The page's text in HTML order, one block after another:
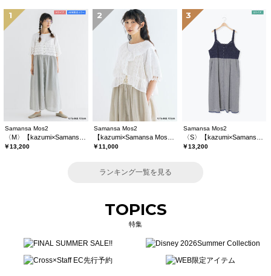
1
Samansa Mos2
￥13,200
2
Samansa Mos2
￥11,000
3
Samansa Mos2
￥13,200
ランキング一覧を見る
TOPICS
特集